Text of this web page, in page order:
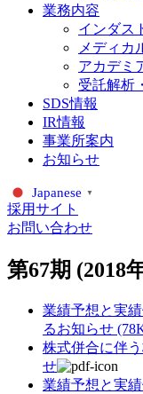
業務内容
インダス
メディカ
アカデミ
受託解析
SDS情報
IR情報
事業所案内
お知らせ
Japanese ▼
採用サイト
お問い合わせ
第67期 (2018
業績予想と実
るお知らせ
株式併合に伴
せ
業績予想と実